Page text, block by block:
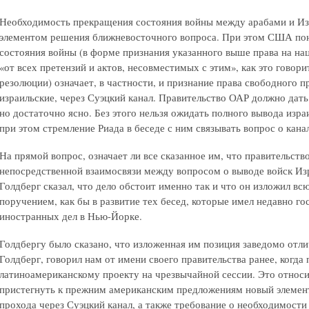
Необходимость прекращения состояния войны между арабами и
элементом решения ближневосточного вопроса. При этом США
состояния войны (в форме признания указанного выше права на
«от всех претензий и актов, несовместимых с этим», как это
резолюции) означает, в частности, и признание права свободного
израильские, через Суэцкий канал. Правительство ОАР должно
но достаточно ясно. Без этого нельзя ожидать полного вывода
при этом стремление Риада в беседе с ним связывать вопрос о
На прямой вопрос, означает ли все сказанное им, что
непосредственной взаимосвязи между вопросом о выводе войск
Голдберг сказал, что дело обстоит именно так и что он изложил
поручением, как бы в развитие тех бесед, которые имел недавно
иностранных дел в Нью-Йорке.
Голдбергу было сказано, что изложенная им позиция заведомо
Голдберг, говорил нам от имени своего правительства ранее,
латиноамериканскому проекту на чрезвычайной сессии. Это
пристегнуть к прежним американским предложениям новый
прохода через Суэцкий канал, а также требование о